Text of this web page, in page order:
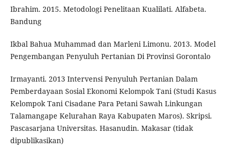
Ibrahim. 2015. Metodologi Penelitaan Kualilati. Alfabeta.
Bandung
Ikbal Bahua Muhammad dan Marleni Limonu. 2013. Model
Pengembangan Penyuluh Pertanian Di Provinsi Gorontalo
Irmayanti. 2013 Intervensi Penyuluh Pertanian Dalam
Pemberdayaan Sosial Ekonomi Kelompok Tani (Studi Kasus
Kelompok Tani Cisadane Para Petani Sawah Linkungan
Talamangape Kelurahan Raya Kabupaten Maros). Skripsi.
Pascasarjana Universitas. Hasanudin. Makasar (tidak
dipublikasikan)